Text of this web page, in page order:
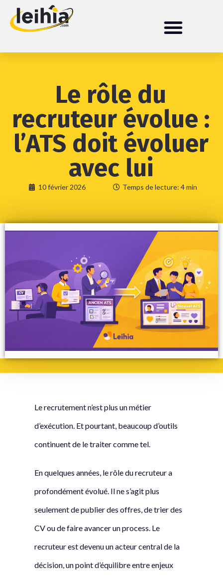
Le rôle du
recruteur évolue :
l’ATS doit évoluer
avec lui
10 février 2026 Temps de lecture: 4 min
Le recrutement n’est plus un métier
d’exécution. Et pourtant, beaucoup d’outils
continuent de le traiter comme tel.
En quelques années, le rôle du recruteur a
profondément évolué. Il ne s’agit plus
seulement de publier des offres, de trier des
CV ou de faire avancer un process. Le
recruteur est devenu un acteur central de la
décision, un point d’équilibre entre enjeux